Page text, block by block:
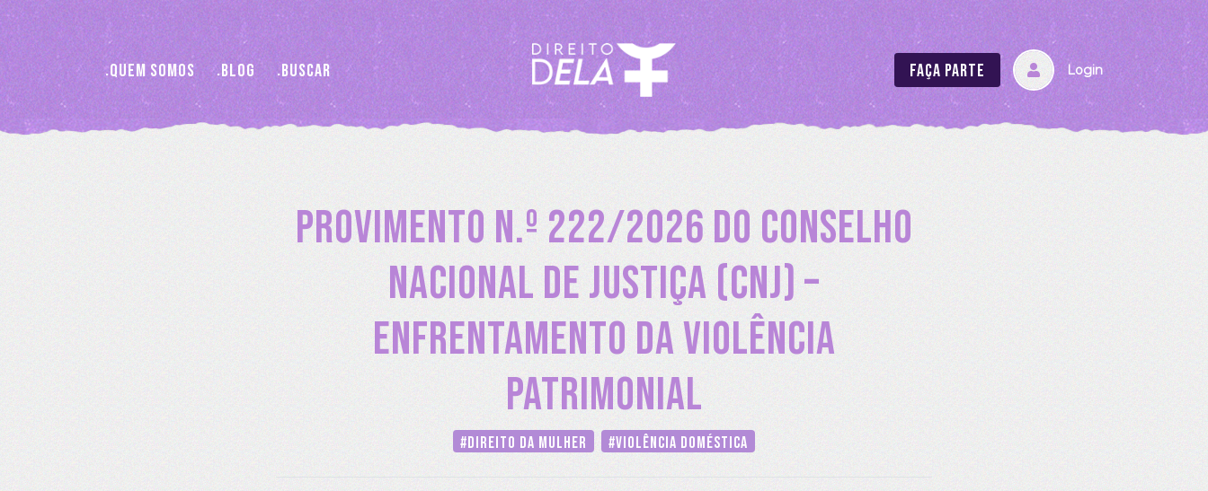
Quem somos Blog Buscar Faça parte Login
Provimento n.º 222/2026 do Conselho
Nacional de Justiça (CNJ) –
Enfrentamento da violência
patrimonial
#Direito da Mulher #Violência doméstica